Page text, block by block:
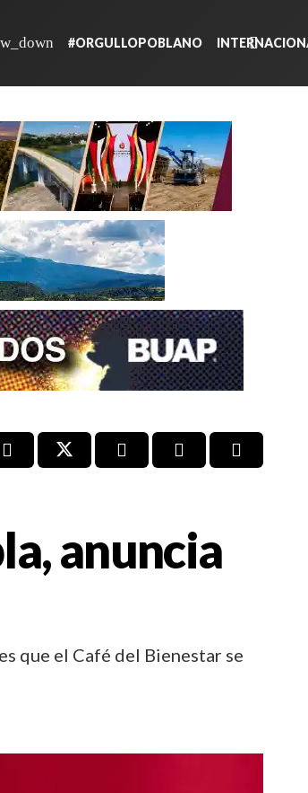
#ORGULLOPOBLANO
anuncia
que el Café del Bienestar se